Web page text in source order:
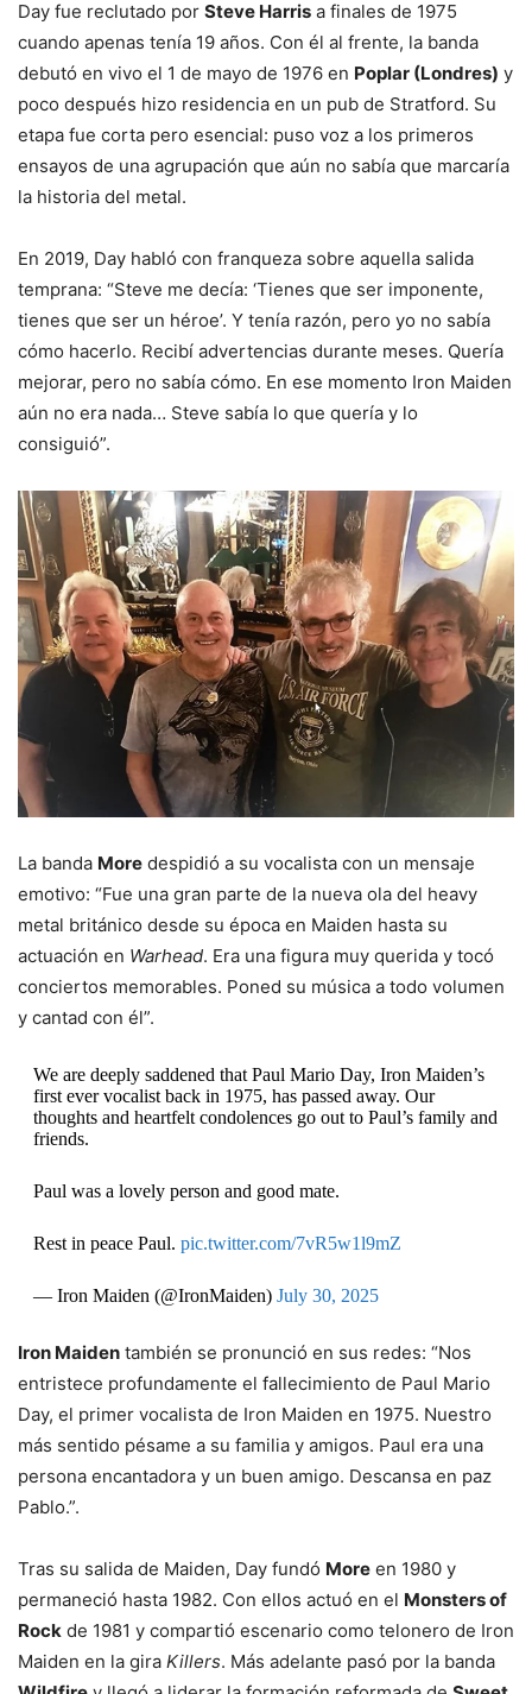
Day fue reclutado por Steve Harris a finales de 1975
cuando apenas tenía 19 años. Con él al frente, la banda
debutó en vivo el 1 de mayo de 1976 en Poplar (Londres) y
poco después hizo residencia en un pub de Stratford. Su
etapa fue corta pero esencial: puso voz a los primeros
ensayos de una agrupación que aún no sabía que marcaría
la historia del metal.
En 2019, Day habló con franqueza sobre aquella salida
temprana: “Steve me decía: ‘Tienes que ser imponente,
tienes que ser un héroe’. Y tenía razón, pero yo no sabía
cómo hacerlo. Recibí advertencias durante meses. Quería
mejorar, pero no sabía cómo. En ese momento Iron Maiden
aún no era nada… Steve sabía lo que quería y lo
consiguió”.
La banda More despidió a su vocalista con un mensaje
emotivo: “Fue una gran parte de la nueva ola del heavy
metal británico desde su época en Maiden hasta su
actuación en Warhead. Era una figura muy querida y tocó
conciertos memorables. Poned su música a todo volumen
y cantad con él”.
We are deeply saddened that Paul Mario Day, Iron Maiden’s
first ever vocalist back in 1975, has passed away. Our
thoughts and heartfelt condolences go out to Paul’s family and
friends.
Paul was a lovely person and good mate.
Rest in peace Paul. pic.twitter.com/7vR5w1l9mZ
— Iron Maiden (@IronMaiden) July 30, 2025
Iron Maiden también se pronunció en sus redes: “Nos
entristece profundamente el fallecimiento de Paul Mario
Day, el primer vocalista de Iron Maiden en 1975. Nuestro
más sentido pésame a su familia y amigos. Paul era una
persona encantadora y un buen amigo. Descansa en paz
Pablo.”.
Tras su salida de Maiden, Day fundó More en 1980 y
permaneció hasta 1982. Con ellos actuó en el Monsters of
Rock de 1981 y compartió escenario como telonero de Iron
Maiden en la gira Killers. Más adelante pasó por la banda